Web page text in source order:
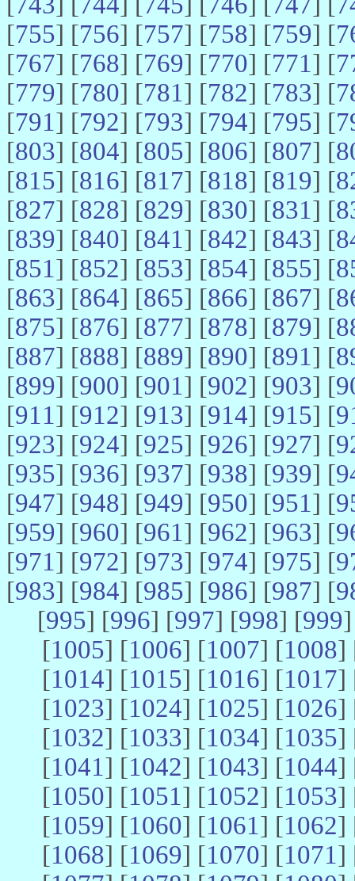
[755] [756] [757] [758] [759] [
[767] [768] [769] [770] [771] [
[779] [780] [781] [782] [783] [
[791] [792] [793] [794] [795] [
[803] [804] [805] [806] [807] [
[815] [816] [817] [818] [819] [
[827] [828] [829] [830] [831] [
[839] [840] [841] [842] [843] [
[851] [852] [853] [854] [855] [
[863] [864] [865] [866] [867] [
[875] [876] [877] [878] [879] [
[887] [888] [889] [890] [891] [
[899] [900] [901] [902] [903] [
[911] [912] [913] [914] [915] [
[923] [924] [925] [926] [927] [
[935] [936] [937] [938] [939] [
[947] [948] [949] [950] [951] [
[959] [960] [961] [962] [963] [
[971] [972] [973] [974] [975] [
[983] [984] [985] [986] [987] [
[995] [996] [997] [998] [999
[1005] [1006] [1007] [1008]
[1014] [1015] [1016] [1017]
[1023] [1024] [1025] [1026]
[1032] [1033] [1034] [1035]
[1041] [1042] [1043] [1044]
[1050] [1051] [1052] [1053]
[1059] [1060] [1061] [1062]
[1068] [1069] [1070] [1071]